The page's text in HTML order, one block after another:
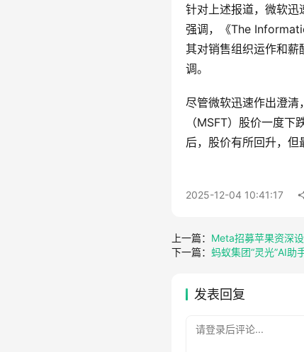
针对上述报道，微软迅
强调，《The
其对销售组织运作和薪
调。
尽管微软迅速作出澄清
（MSFT）股价一度
后，股价有所回升，但
2025-12-04 10:41:17
上一篇： Meta招募苹果资深
下一篇： 蚂蚁集团“灵光”AI助
发表回复
请登录后评论...